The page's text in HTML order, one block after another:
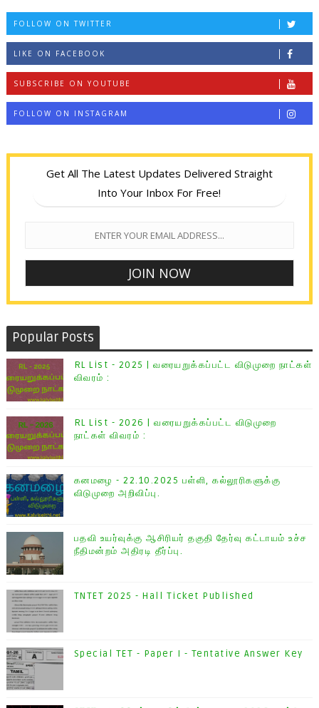
FOLLOW ON TWITTER
LIKE ON FACEBOOK
SUBSCRIBE ON YOUTUBE
FOLLOW ON INSTAGRAM
Get All The Latest Updates Delivered Straight
Into Your Inbox For Free!
Popular Posts
RL List - 2025 | வரையறுக்கப்பட்ட விடுமுறை நாட்கள்
விவரம் :
RL List - 2026 | வரையறுக்கப்பட்ட விடுமுறை
நாட்கள் விவரம் :
கனமழை - 22.10.2025 பள்ளி, கல்லூரிகளுக்கு
விடுமுறை அறிவிப்பு.
பதவி உயர்வுக்கு ஆசிரியர் தகுதி தேர்வு கட்டாயம் உச்ச
நீதிமன்றம் அதிரடி தீர்ப்பு.
TNTET 2025 - Hall Ticket Published
Special TET - Paper I - Tentative Answer Key